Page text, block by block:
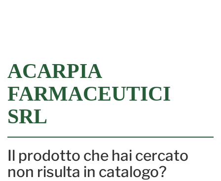
ACARPIA
FARMACEUTICI
SRL
Il prodotto che hai cercato
non risulta in catalogo?